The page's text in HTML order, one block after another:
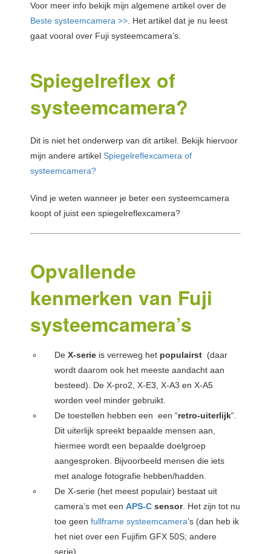
Voor meer info bekijk mijn algemene artikel over de
Beste systeemcamera >> . Het artikel dat je nu leest
gaat vooral over Fuji systeemcamera’s.
Spiegelreflex of
systeemcamera?
Dit is niet het onderwerp van dit artikel. Bekijk hiervoor
mijn andere artikel Spiegelreflexcamera of
systeemcamera?
Vind je weten wanneer je beter een systeemcamera
koopt of juist een spiegelreflexcamera?
Opvallende
kenmerken van Fuji
systeemcamera’s
De X-serie is verreweg het populairst (daar
wordt daarom ook het meeste aandacht aan
besteed). De X-pro2, X-E3, X-A3 en X-A5
worden veel minder gebruikt.
De toestellen hebben een een “retro-uiterlijk“.
Dit uiterlijk spreekt bepaalde mensen aan,
hiermee wordt een bepaalde doelgroep
aangesproken. Bijvoorbeeld mensen die iets
met analoge fotografie hebben/hadden.
De X-serie (het meest populair) bestaat uit
camera’s met eenAPS-C sensor. Het zijn tot nu
toe geen fullframe systeemcamera’s (dan heb ik
het niet over een Fujifim GFX 50S; andere
serie).